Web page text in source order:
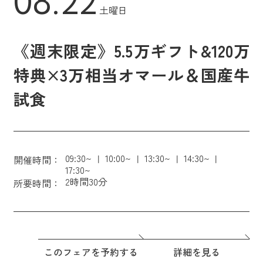
土曜日
《週末限定》5.5万ギフト&120万
特典×3万相当オマール＆国産牛
試食
開催時間： 09:30~ 10:00~ 13:30~
14:30~
17:30~
所要時間：
2時間30分
このフェアを予約する 詳細を見る